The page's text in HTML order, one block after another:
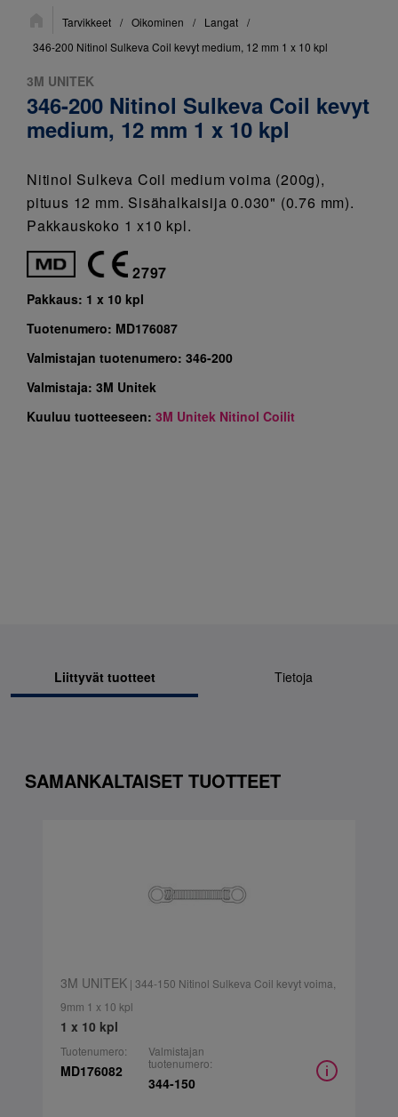
Sijainti:Tarvikkeet / Oikominen / Langat /
346-200 Nitinol Sulkeva Coil kevyt medium, 12 mm 1 x 10 kpl
3M UNITEK
346-200 Nitinol Sulkeva Coil kevyt
medium, 12 mm 1 x 10 kpl
Nitinol Sulkeva Coil medium voima (200g),
pituus 12 mm. Sisähalkaisija 0.030" (0.76 mm).
Pakkauskoko 1 x10 kpl.
2797
Pakkaus: 1 x 10 kpl
Tuotenumero: MD176087
Valmistajan tuotenumero: 346-200
Valmistaja: 3M Unitek
Kuuluu tuotteeseen: 3M Unitek Nitinol Coilit
Liittyvät tuotteet Tietoja
SAMANKALTAISET TUOTTEET
3M UNITEK| 344-150 Nitinol Sulkeva Coil kevyt voima,
9mm 1 x 10 kpl
1 x 10 kpl
Tuotenumero:
MD176082
Valmistajan
tuotenumero:
344-150